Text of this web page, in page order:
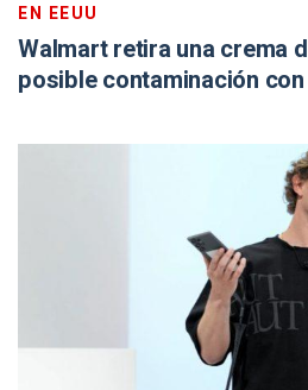
EN EEUU
Walmart retira una crema
posible contaminación